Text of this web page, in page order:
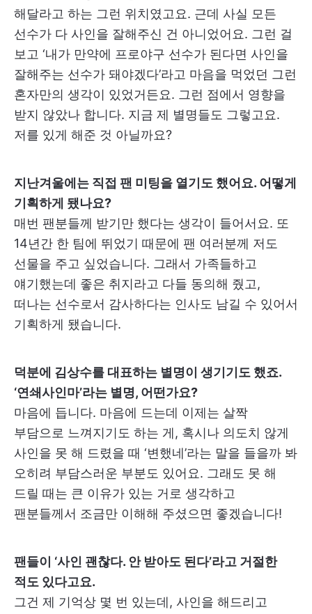
해달라고 하는 그런 위치였고요. 근데 사실 모든
선수가 다 사인을 잘해주신 건 아니었어요. 그런 걸
보고 ‘내가 만약에 프로야구 선수가 된다면 사인을
잘해주는 선수가 돼야겠다’라고 마음을 먹었던 그런
혼자만의 생각이 있었거든요. 그런 점에서 영향을
받지 않았나 합니다. 지금 제 별명들도 그렇고요.
저를 있게 해준 것 아닐까요?
지난겨울에는 직접 팬 미팅을 열기도 했어요. 어떻게
기획하게 됐나요?
매번 팬분들께 받기만 했다는 생각이 들어서요. 또
14년간 한 팀에 뛰었기 때문에 팬 여러분께 저도
선물을 주고 싶었습니다. 그래서 가족들하고
얘기했는데 좋은 취지라고 다들 동의해 줬고,
떠나는 선수로서 감사하다는 인사도 남길 수 있어서
기획하게 됐습니다.
덕분에 김상수를 대표하는 별명이 생기기도 했죠.
‘연쇄사인마’라는 별명, 어떤가요?
마음에 듭니다. 마음에 드는데 이제는 살짝
부담으로 느껴지기도 하는 게, 혹시나 의도치 않게
사인을 못 해 드렸을 때 ‘변했네’라는 말을 들을까 봐
오히려 부담스러운 부분도 있어요. 그래도 못 해
드릴 때는 큰 이유가 있는 거로 생각하고
팬분들께서 조금만 이해해 주셨으면 좋겠습니다!
팬들이 ‘사인 괜찮다. 안 받아도 된다’라고 거절한
적도 있다고요.
그건 제 기억상 몇 번 있는데, 사인을 해드리고